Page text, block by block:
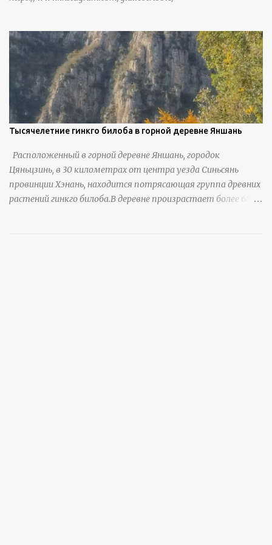
Тысячелетние гинкго билоба в горной деревне Яншань
Расположенный в горной деревне Яншань, городок
Цяньцзинь, в 30 километрах от центра уезда Синьсянь
провинции Хэнань, находится потрясающая группа древних
растений гинкго билоба.В деревне произрастает более 6800